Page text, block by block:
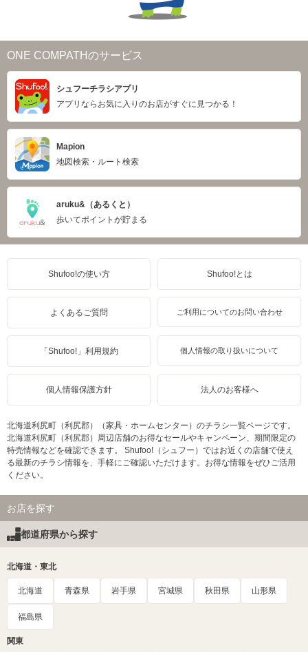
ONE COMPATHのサービス
シュフーチラシアプリ
アプリならお気に入りのお店がすぐに見つかる！
Mapion
地図検索・ルート検索
aruku&（あるくと）
歩いてポイントが貯まる
Shufoo!の使い方 Shufoo!とは
よくあるご質問 ご利用についてのお問い合わせ
「Shufoo!」利用規約 個人情報の取り扱いについて
個人情報保護方針 法人のお客様へ
北海道利尻町（利尻郡）（家具・ホームセンター）のチラシ一覧ページです。
北海道利尻町（利尻郡）周辺店舗のお得なセールやキャンペーン、期間限定の
特売情報などを確認できます。 Shufoo!（シュフー）ではお近くの店舗で使え
る最新のチラシ情報を、手軽にご確認いただけます。お得な情報をぜひご活用
ください。
お店を探す
都道府県から探す
北海道・東北
北海道 青森県 岩手県 宮城県 秋田県 山形県
福島県
関東